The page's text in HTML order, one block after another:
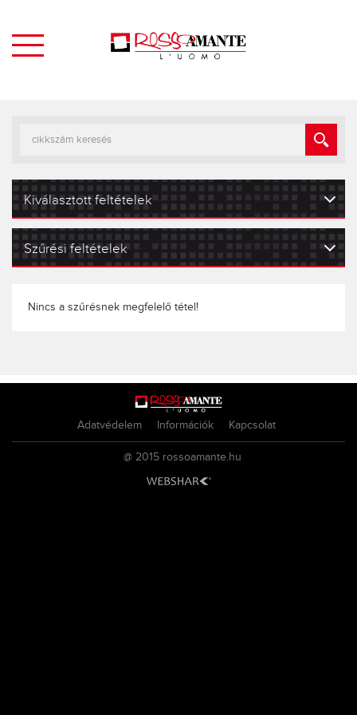
Kiválasztott feltételek
Szűrési feltételek
Nincs a szűrésnek megfelelő tétel!
Adatvédelem Információk Kapcsolat
@ 2015 rossoamante.hu